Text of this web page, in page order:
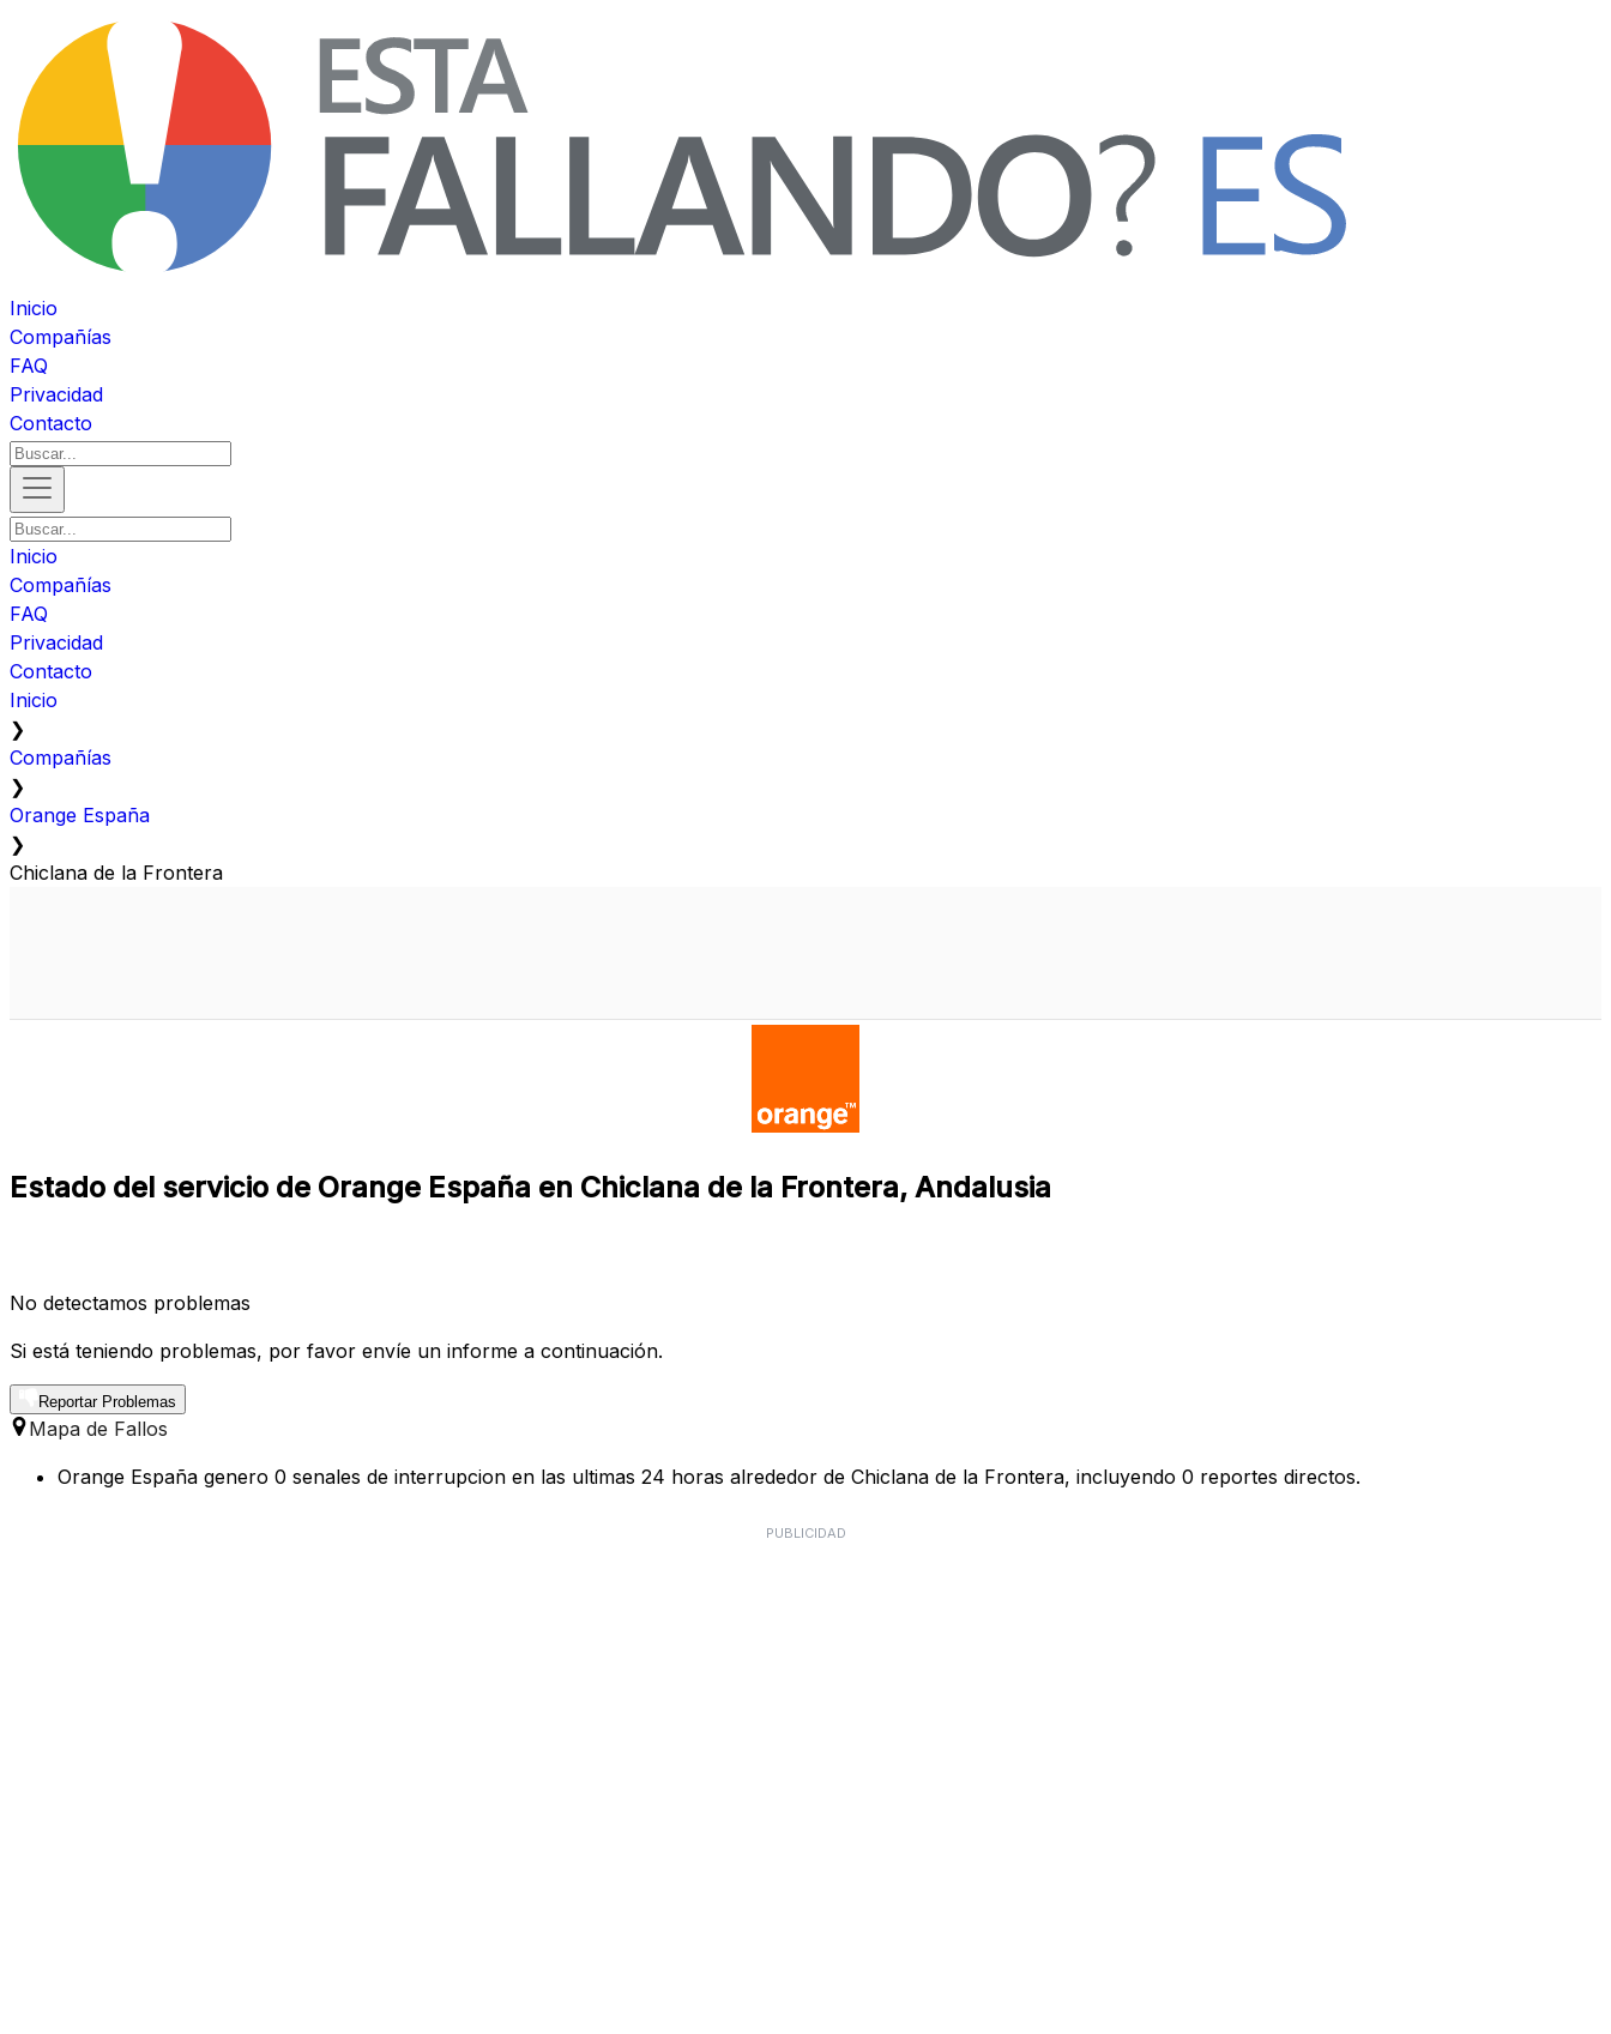
Inicio
Compañías
FAQ
Privacidad
Contacto
Inicio
Compañías
FAQ
Privacidad
Contacto
Inicio
❯
Compañías
❯
Orange España
❯
Chiclana de la Frontera
Estado del servicio de Orange España en Chiclana de la Frontera, Andalusia
No detectamos problemas
Si está teniendo problemas, por favor envíe un informe a continuación.
Reportar Problemas
Mapa de Fallos
Orange España genero 0 senales de interrupcion en las ultimas 24 horas alrededor de Chiclana de la Frontera, incluyendo 0 reportes directos.
PUBLICIDAD